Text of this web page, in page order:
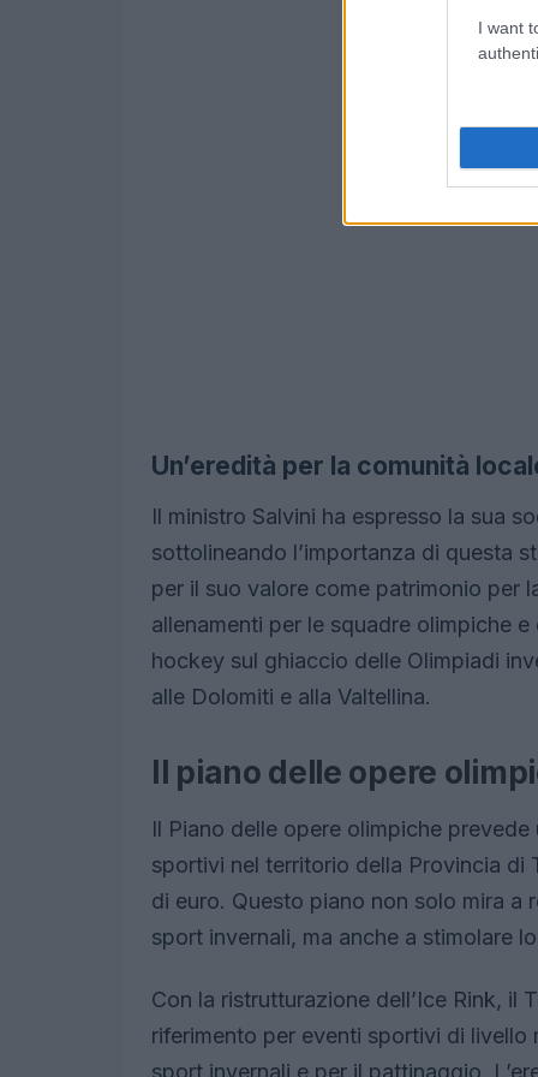
I want
Un’eredità per la comunità
Il ministro Salvini ha espresso la sua
sottolineando l’importanza di questa
per il suo valore come patrimonio per
allenamenti per le squadre olimpiche
hockey sul ghiaccio delle Olimpiadi
alle Dolomiti e alla Valtellina.
Il piano delle opere
Il Piano delle opere olimpiche
sportivi nel territorio della Provincia di
di euro. Questo piano non solo mira a
sport invernali, ma anche a stimolare
Con la ristrutturazione dell’Ice Rink, il
riferimento per eventi sportivi di